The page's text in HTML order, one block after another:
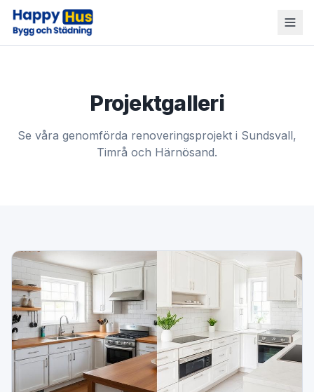
Projektgalleri
Se våra genomförda renoveringsprojekt i Sundsvall,
Timrå och Härnösand.